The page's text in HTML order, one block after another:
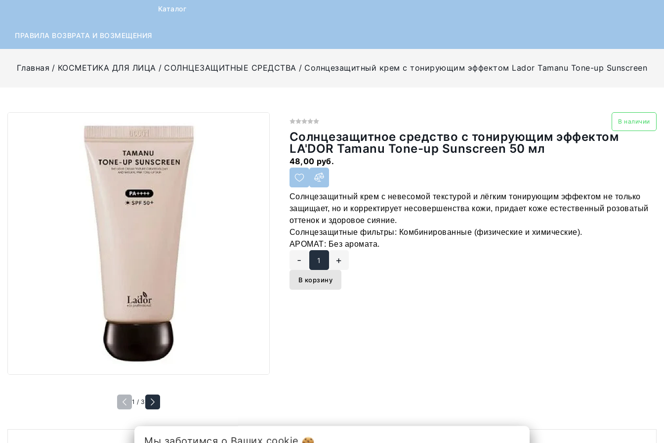
Каталог
ПРАВИЛА ВОЗВРАТА И ВОЗМЕЩЕНИЯ
Главная КОСМЕТИКА ДЛЯ ЛИЦА СОЛНЦЕЗАЩИТНЫЕ СРЕДСТВА Солнцезащитный крем с тонирующим эффектом Lador Tamanu Tone-up Sunscreen
1 / 3
В наличии
Солнцезащитное средство с тонирующим эффектом
LA'DOR Tamanu Tone-up Sunscreen 50 мл
48,00 руб.
Солнцезащитный крем с невесомой текстурой и лёгким тонирующим эффектом не только
защищает, но и корректирует несовершенства кожи, придает коже естественный розоватый
оттенок и здоровое сияние.
Солнцезащитные фильтры: Комбинированные (физические и химические).
АРОМАТ: Без аромата.
- +
В корзину